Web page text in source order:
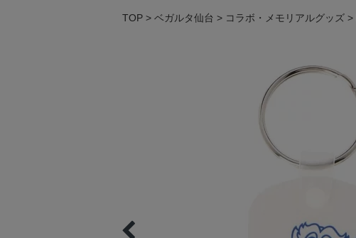
TOP ベガルタ仙台 コラボ・メモリアルグッズ